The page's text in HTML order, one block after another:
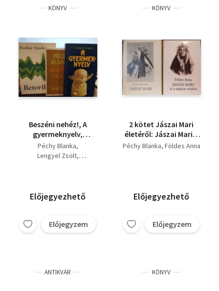
KÖNYV
Beszéni nehéz!, A
gyermeknyelv,
Retorika- Retorika
könyvcsomag 3
Péchy Blanka
Lengyel Zsolt
Előjegyezhető
Előjegyzem
KÖNYV
2 kötet Jászai Mari
életéről: Jászai Mari +
Jászai Mari és a
Péchy Blanka Földes Anna
Előjegyezhető
Előjegyzem
ANTIKVÁR KÖNYV